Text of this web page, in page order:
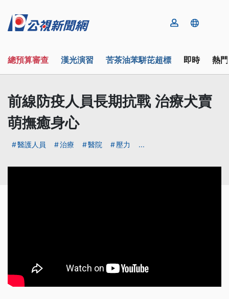
總預算審查 漢光演習 苦茶油苯駢芘超標 即時 熱
前線防疫人員長期抗戰 治療犬賣
萌撫癒身心
醫護人員 治療 醫院 壓力 ...